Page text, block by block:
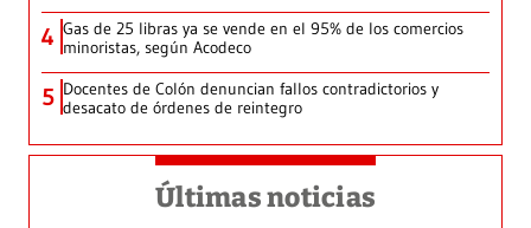
4 Gas de 25 libras ya se vende en el 95% de los comercios
minoristas, según Acodeco
5 Docentes de Colón denuncian fallos contradictorios y
desacato de órdenes de reintegro
Últimas noticias